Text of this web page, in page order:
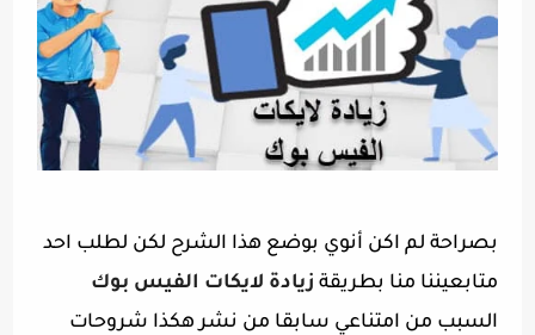
بصراحة لم اكن أنوي بوضع هذا الشرح لكن لطلب احد
متابعيننا منا بطريقة زيادة لايكات الفيس بوك
السبب من امتناعي سابقا من نشر هكذا شروحات